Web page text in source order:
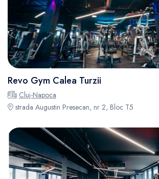
Revo Gym Calea Turzii
Cluj-Napoca
strada Augustin Presecan, nr 2, Bloc T5